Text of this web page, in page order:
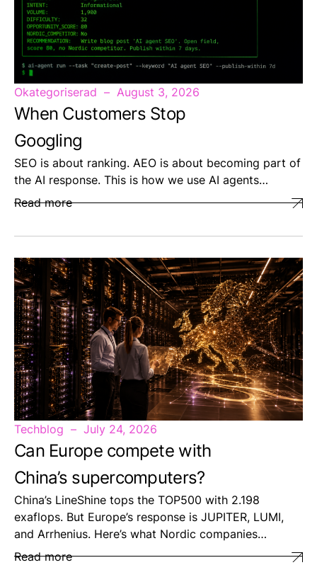
Okategoriserad August 3, 2026
When Customers Stop
Googling
SEO is about ranking. AEO is about becoming part of
the AI response. This is how we use AI agents…
Read more
Techblog July 24, 2026
Can Europe compete with
China’s supercomputers?
China’s LineShine tops the TOP500 with 2.198
exaflops. But Europe’s response is JUPITER, LUMI,
and Arrhenius. Here’s what Nordic companies…
Read more